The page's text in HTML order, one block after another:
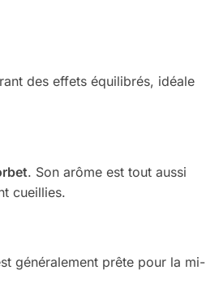
des effets équilibrés, idéale
. Son arôme est tout aussi
cueillies.
généralement prête pour la mi-